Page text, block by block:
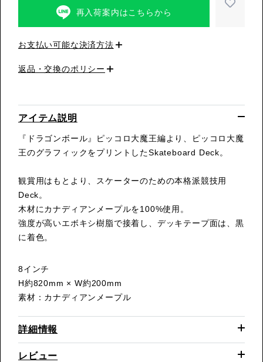
再入荷案内はこちらから
お支払い可能な決済方法
返品・交換のポリシー
アイテム説明
『ドラゴンボール』ピッコロ大魔王編より、ピッコロ大魔
王のグラフィックをプリントしたSkateboard Deck。
観賞用はもとより、スケーターのための本格派競技用
Deck。
木材にカナディアンメープルを100%使用。
強度が高いエボキシ樹脂で接着し、デッキテープ面は、黒
に着色。
8インチ
H約820mm × W約200mm
素材：カナディアンメープル
詳細情報
レビュー